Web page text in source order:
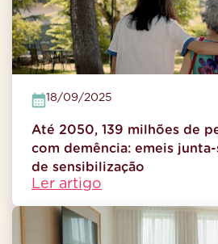
18/09/2025
Até 2050, 139 milhões de
com demência: emeis junta-
de sensibilização
Ler artigo